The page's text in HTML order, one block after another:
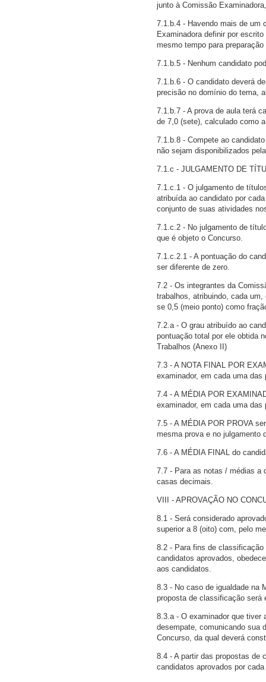
junto à Comissão
7.1.b.4 - Havendo mais de um
Examinadora definir por
mesmo tempo para preparação
7.1.b.5 - Nenhum candidato
7.1.b.6 - O candidato deverá
precisão no domínio do tema,
7.1.b.7 - A prova de aula terá
de 7,0 (sete), calculado como
7.1.b.8 - Compete ao
não sejam disponibilizados
7.1.c - JULGAMENTO DE
7.1.c.1 - O julgamento de
atribuída ao candidato por
conjunto de suas atividades
7.1.c.2 - No julgamento de
que é objeto o Concurso.
7.1.c.2.1 - A pontuação do
ser diferente de zero.
7.2 - Os integrantes da
trabalhos, atribuindo, cada
se 0,5 (meio ponto) como
7.2.a - O grau atribuído ao
pontuação total por ele obtida
Trabalhos (Anexo II)
7.3 - A NOTA FINAL POR
examinador, em cada uma
7.4 - A MÉDIA POR
examinador, em cada uma
7.5 - A MÉDIA POR PROVA
mesma prova e no julgamento
7.6 - A MÉDIA FINAL do
7.7 - Para as notas / médias a
casas decimais.
VIII - APROVAÇÃO NO
8.1 - Será considerado
superior a 8 (oito) com, pelo
8.2 - Para fins de
candidatos aprovados,
aos candidatos.
8.3 - No caso de igualdade na
proposta de classificação será
8.3.a - O examinador que tiver
desempate, comunicando sua
Concurso, da qual deverá
8.4 - A partir das propostas de
candidatos aprovados por